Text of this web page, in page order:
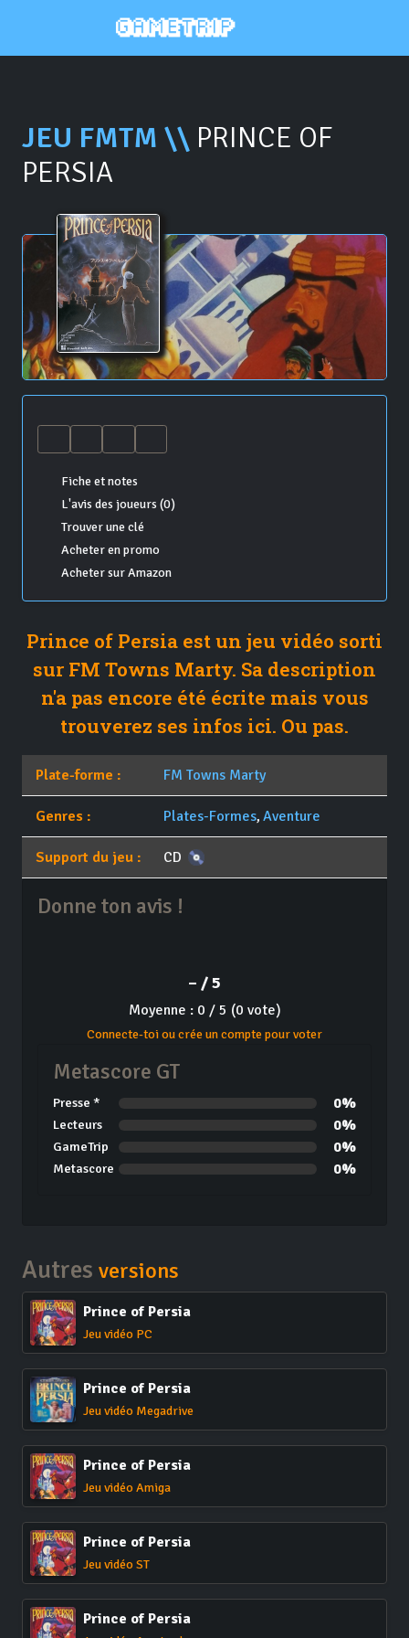
JEU FMTM \\ PRINCE OF
PERSIA
Fiche et notes
L'avis des joueurs (0)
Trouver une clé
Acheter en promo
Acheter sur Amazon
Prince of Persia est un jeu vidéo sorti
sur FM Towns Marty. Sa description
n'a pas encore été écrite mais vous
trouverez ses infos ici. Ou pas.
Plate-forme : FM Towns Marty
Genres : Plates-Formes, Aventure
Support du jeu : CD
Donne ton avis !
– / 5
Moyenne : 0 / 5 (0 vote)
Connecte-toi ou crée un compte pour voter
Metascore GT
Presse * 0%
Lecteurs 0%
GameTrip 0%
Metascore 0%
Autres versions
Prince of Persia
Jeu vidéo PC
Prince of Persia
Jeu vidéo Megadrive
Prince of Persia
Jeu vidéo Amiga
Prince of Persia
Jeu vidéo ST
Prince of Persia